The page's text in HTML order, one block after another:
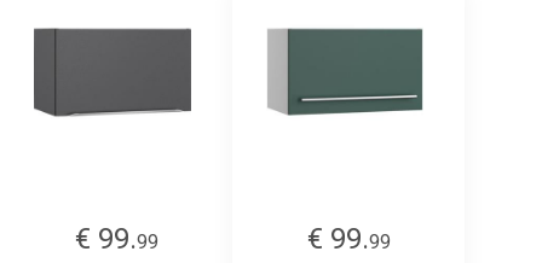
€ 99.99
€ 99.99